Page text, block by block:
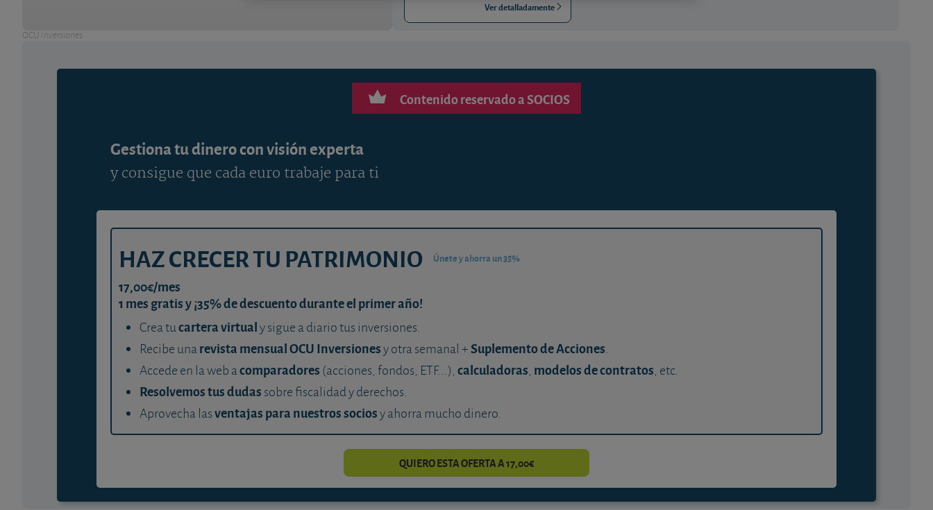
OCU Inversiones
Ver detalladamente
Contenido reservado a SOCIOS
Gestiona tu dinero con visión experta
y consigue que cada euro trabaje para ti
HAZ CRECER TU PATRIMONIO Únete y ahorra un 35%
17,00€/mes
1 mes gratis y ¡35% de descuento durante el primer año!
Crea tucartera virtualy sigue a diario tus inversiones.
Recibe unarevista mensual OCU Inversionesy otra semanal +Suplemento de Acciones.
Accede en la web acomparadores (acciones, fondos, ETF...), calculadoras, modelos de contratos, etc.
Resolvemos tus dudas sobre fiscalidad y derechos.
Aprovecha lasventajas para nuestros sociosy ahorra mucho dinero.
QUIERO ESTA OFERTA A 17,00€